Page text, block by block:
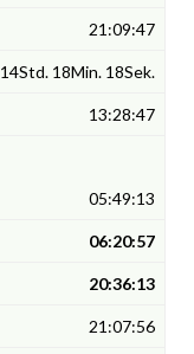
21:09:47
14Std. 18Min. 18Sek.
13:28:47
05:49:13
06:20:57
20:36:13
21:07:56